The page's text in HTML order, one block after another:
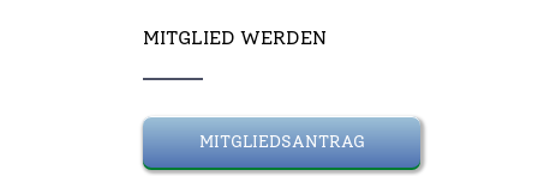
MITGLIED WERDEN
MITGLIEDSANTRAG